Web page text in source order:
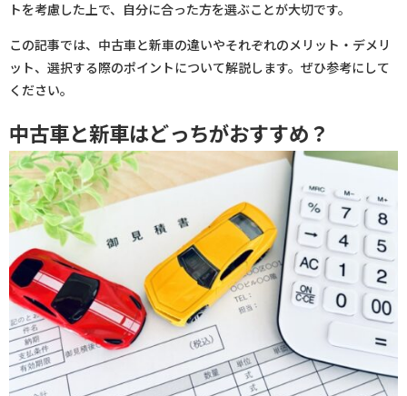
トを考慮した上で、自分に合った方を選ぶことが大切です。
この記事では、中古車と新車の違いやそれぞれのメリット・デメリ
ット、選択する際のポイントについて解説します。ぜひ参考にして
ください。
中古車と新車はどっちがおすすめ？